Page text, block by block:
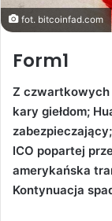
fot. bitcoinfad.com
Form1
Z czwartkowych
kary giełdom;
ICO popartej
amerykańska
Kontynuacja